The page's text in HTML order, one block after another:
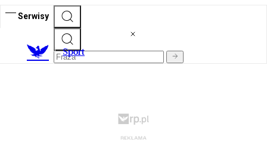
Serwisy
Sport